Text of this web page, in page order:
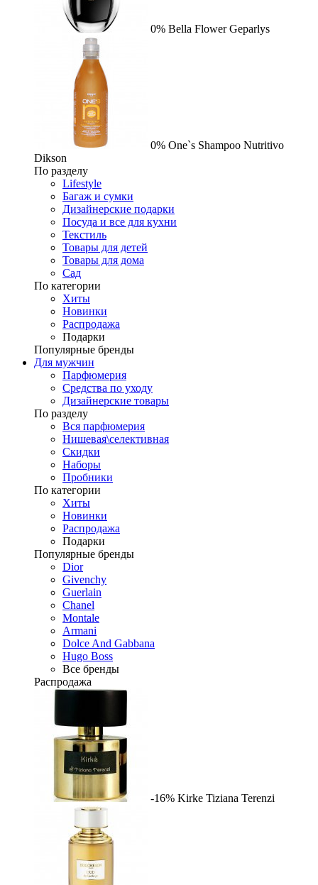
0% Bella Flower Geparlys
0% One`s Shampoo Nutritivo
Dikson
По разделу
Lifestyle
Багаж и сумки
Дизайнерские подарки
Посуда и все для кухни
Текстиль
Товары для детей
Товары для дома
Сад
По категории
Хиты
Новинки
Распродажа
Подарки
Популярные бренды
Для мужчин
Парфюмерия
Средства по уходу
Дизайнерские товары
По разделу
Вся парфюмерия
Нишевая\селективная
Скидки
Наборы
Пробники
По категории
Хиты
Новинки
Распродажа
Подарки
Популярные бренды
Dior
Givenchy
Guerlain
Chanel
Montale
Armani
Dolce And Gabbana
Hugo Boss
Все бренды
Распродажа
-16% Kirke Tiziana Terenzi